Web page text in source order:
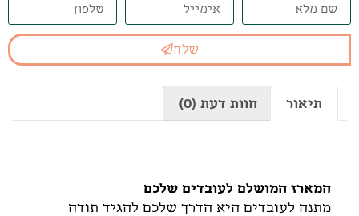
שלח
תיאור חוות דעת (0)
המארז המושלם לעובדים שלכם
מתנה לעובדים היא הדרך שלכם להגיד תודה